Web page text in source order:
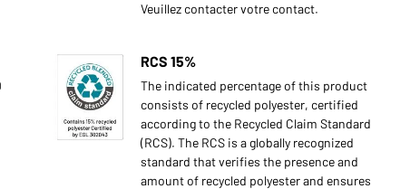
Veuillez contacter votre contact.
RCS 15%
The indicated percentage of this product
consists of recycled polyester, certified
according to the Recycled Claim Standard
(RCS). The RCS is a globally recognized
standard that verifies the presence and
amount of recycled polyester and ensures